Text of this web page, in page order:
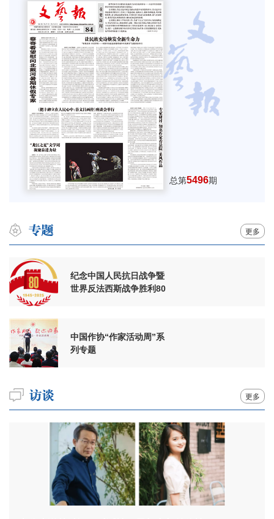
总第5496期
更多
纪念中国人民抗日战争暨
世界反法西斯战争胜利80
中国作协“作家活动周”系
列专题
更多